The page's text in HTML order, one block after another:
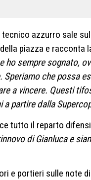
azzurro sale
piazza e racconta
ho sempre sognato,
Speriamo che possa
a vincere. Questi
partire dalla
tutto il reparto
di Gianluca e
e portieri sulle note di